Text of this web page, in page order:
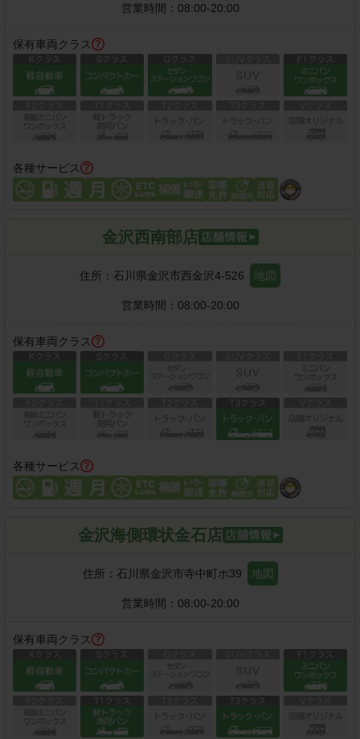
営業時間： 08:00-20:00
保有車両クラス
各種サービス
金沢西南部店
住所： 石川県金沢市西金沢4-526 地図
営業時間： 08:00-20:00
保有車両クラス
各種サービス
金沢海側環状金石店
住所： 石川県金沢市寺中町ホ39 地図
営業時間： 08:00-20:00
保有車両クラス